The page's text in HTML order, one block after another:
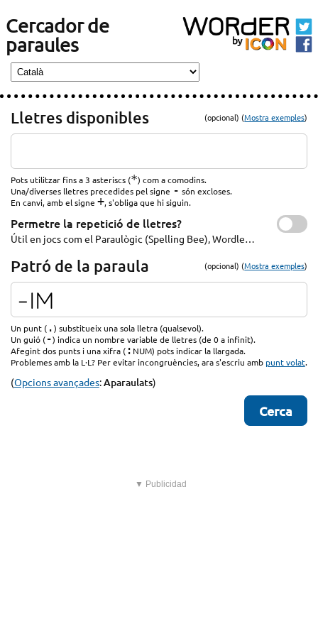
Cercador de
paraules
Lletres disponibles (opcional) (Mostra exemples)
Pots utilitzar fins a 3 asteriscs (*) com a comodins.
Una/diverses lletres precedides pel signe - són excloses.
En canvi, amb el signe +, s'obliga que hi siguin.
Permetre la repetició de lletres?
Útil en jocs com el Paraulògic (Spelling Bee), Wordle…
Patró de la paraula (opcional) (Mostra exemples)
Un punt (.) substitueix una sola lletra (qualsevol).
Un guió (-) indica un nombre variable de lletres (de 0 a infinit).
Afegint dos punts i una xifra (: NUM) pots indicar la llargada.
Problemes amb la L·L? Per evitar incongruències, ara s'escriu amb punt volat.
(Opcions avançades:Aparaulats)
▼ Publicidad